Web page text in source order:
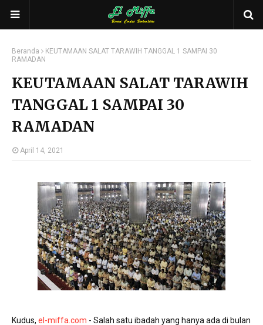
Beranda
KEUTAMAAN SALAT TARAWIH TANGGAL 1 SAMPAI 30
RAMADAN
KEUTAMAAN SALAT TARAWIH
TANGGAL 1 SAMPAI 30
RAMADAN
April 14, 2021
Kudus, el-miffa.com - Salah satu ibadah yang hanya ada di bulan